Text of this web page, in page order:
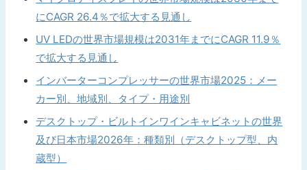
にCAGR 26.4％で拡大する見通し
UV LEDの世界市場規模は2031年までにCAGR 11.9％
で拡大する見通し
インバーターコンプレッサーの世界市場2025：メー
カー別、地域別、タイプ・用途別
デスクトップ・ビルトインワインキャビネットの世界
及び日本市場2026年：種類別（デスクトップ型、内
蔵型）